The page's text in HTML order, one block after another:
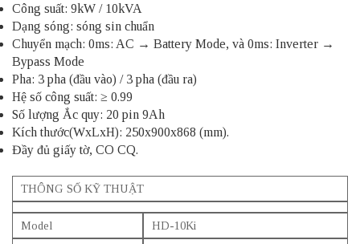
Công suất: 9kW / 10kVA
Dạng sóng: sóng sin chuẩn
Chuyển mạch: 0ms: AC → Battery Mode, và 0ms: Inverter →
Bypass Mode
Pha: 3 pha (đầu vào) / 3 pha (đầu ra)
Hệ số công suất: ≥ 0.99
Số lượng Ắc quy: 20 pin 9Ah
Kích thước(WxLxH): 250x900x868 (mm).
Đầy đủ giấy tờ, CO CQ.
THÔNG SỐ KỸ THUẬT
Model
HD-10Ki